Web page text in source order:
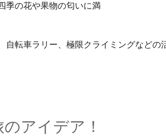
季の花や果物の匂いに満
転車ラリー、極限クライミングなどの
アイデア！